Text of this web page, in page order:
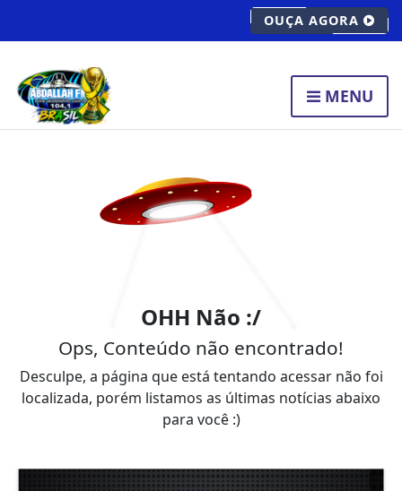
OUÇA AGORA
MENU
OHH Não :/
Ops, Conteúdo não encontrado!
Desculpe, a página que está tentando acessar não foi
localizada, porém listamos as últimas notícias abaixo
para você :)